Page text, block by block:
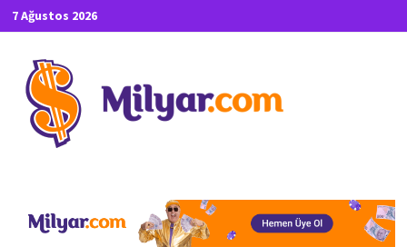
İçeriğe
geç
7 Ağustos 2026